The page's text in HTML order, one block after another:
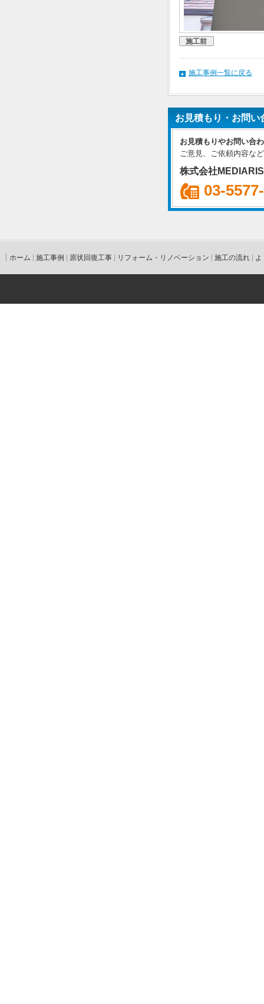
施工前
施工事例一覧に戻る
お見積もり・お問い
お見積もりやお問い合
ご意見、ご依頼内容な
株式会社
03-
ホーム 施工事例 原状回復工事 リフォーム・リノベーション 施工の流れ よ